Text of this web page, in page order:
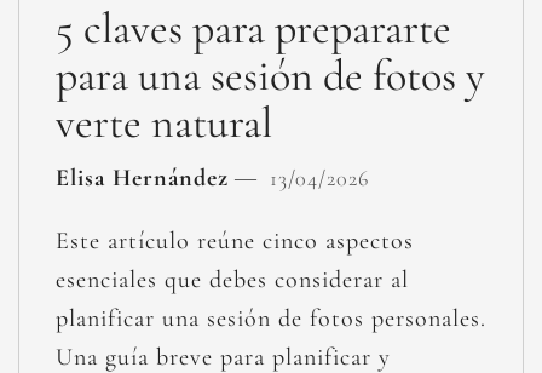
5 claves para prepararte
para una sesión de fotos y
verte natural
Elisa Hernández 13/04/2026
Este artículo reúne cinco aspectos
esenciales que debes considerar al
planificar una sesión de fotos personales.
Una guía breve para planificar y